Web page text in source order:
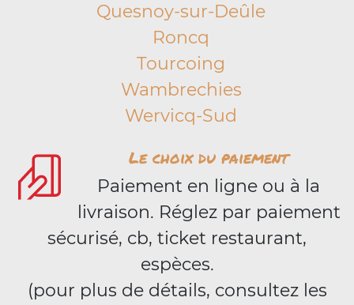
Quesnoy-sur-Deûle
Roncq
Tourcoing
Wambrechies
Wervicq-Sud
Le choix du paiement
Paiement en ligne ou à la
livraison. Réglez par paiement
sécurisé, cb, ticket restaurant,
espèces.
(pour plus de détails, consultez les